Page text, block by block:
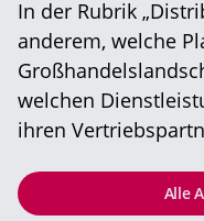
In der Rubrik
anderem, welche
welchen
ihren
Alle